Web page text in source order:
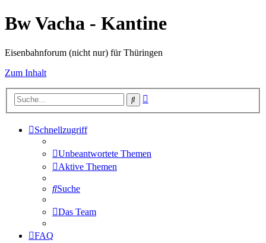
Bw Vacha - Kantine
Eisenbahnforum (nicht nur) für Thüringen
Zum Inhalt
Suche
Schnellzugriff
Unbeantwortete Themen
Aktive Themen
Suche
Das Team
FAQ